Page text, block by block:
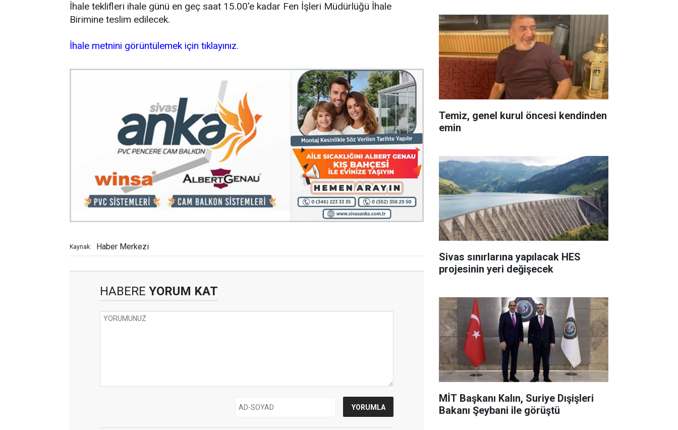
İhale teklifleri ihale günü en geç saat 15.00'e kadar Fen İşleri Müdürlüğü İhale
Birimine teslim edilecek.
İhale metnini görüntülemek için tıklayınız.
Kaynak: Haber Merkezi
HABERE YORUM KAT
Temiz, genel kurul öncesi kendinden
emin
Sivas sınırlarına yapılacak HES
projesinin yeri değişecek
MİT Başkanı Kalın, Suriye Dışişleri
Bakanı Şeybani ile görüştü